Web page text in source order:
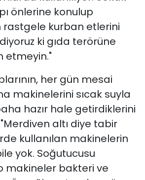
önlerine konulup
rastgele kurban etlerini
ki gıda terörüne
etmeyin."
her gün mesai
makinelerini sıcak suyla
hazır hale getirdiklerini
altı diye tabir
kullanılan makinelerin
yok. Soğutucusu
makineler bakteri ve